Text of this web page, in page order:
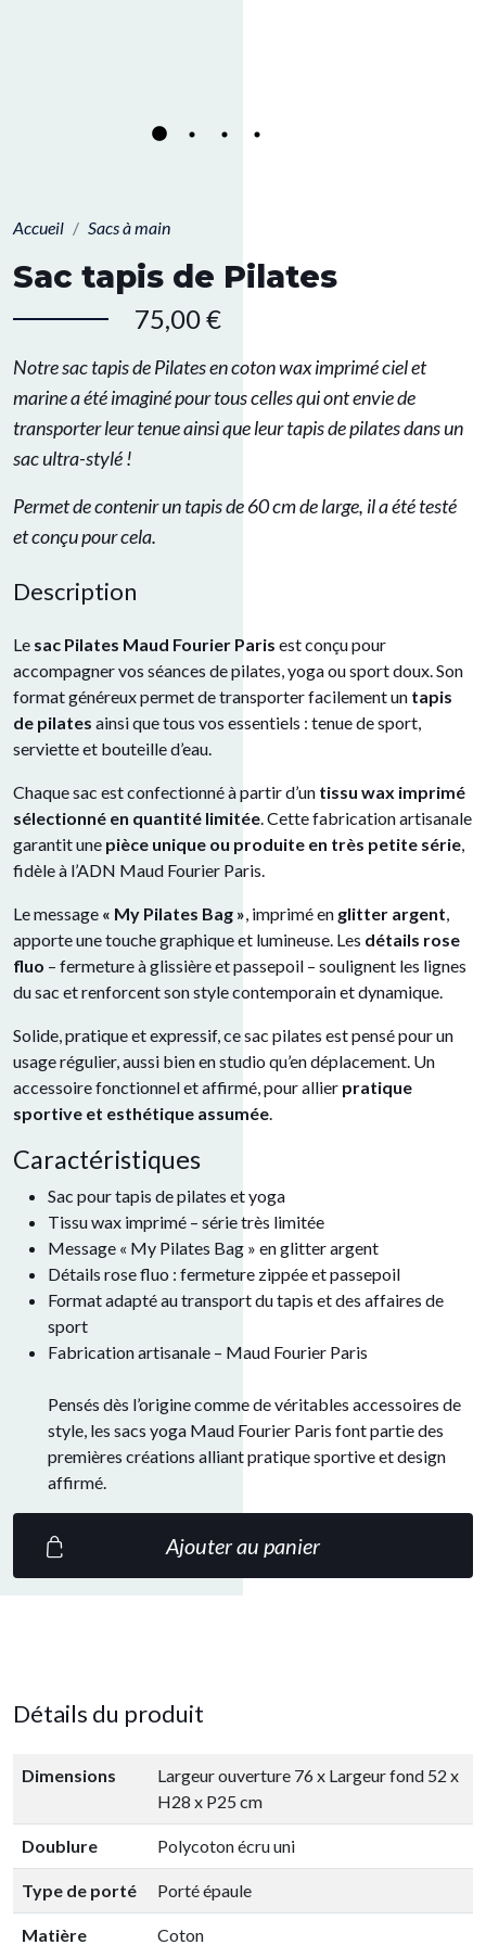
Accueil Sacs à main
Sac tapis de Pilates
75,00 €
Notre sac tapis de Pilates en coton wax imprimé ciel et
marine a été imaginé pour tous celles qui ont envie de
transporter leur tenue ainsi que leur tapis de pilates dans un
sac ultra-stylé !
Permet de contenir un tapis de 60 cm de large, il a été testé
et conçu pour cela.
Description
Le sac Pilates Maud Fourier Paris est conçu pour
accompagner vos séances de pilates, yoga ou sport doux. Son
format généreux permet de transporter facilement un tapis
de pilates ainsi que tous vos essentiels : tenue de sport,
serviette et bouteille d’eau.
Chaque sac est confectionné à partir d’un tissu wax imprimé
sélectionné en quantité limitée . Cette fabrication artisanale
garantit une pièce unique ou produite en très petite série
fidèle à l’ADN Maud Fourier Paris.
Le message « My Pilates Bag » , imprimé en glitter argent
apporte une touche graphique et lumineuse. Les détails rose
fluo – fermeture à glissière et passepoil – soulignent les lignes
du sac et renforcent son style contemporain et dynamique.
Solide, pratique et expressif, ce sac pilates est pensé pour un
usage régulier, aussi bien en studio qu’en déplacement. Un
accessoire fonctionnel et affirmé, pour allier pratique
sportive et esthétique assumée
Caractéristiques
Sac pour tapis de pilates et yoga
Tissu wax imprimé – série très limitée
Message « My Pilates Bag » en glitter argent
Détails rose fluo : fermeture zippée et passepoil
Format adapté au transport du tapis et des affaires de
sport
Fabrication artisanale – Maud Fourier Paris
Pensés dès l’origine comme de véritables accessoires de
style, les sacs yoga Maud Fourier Paris font partie des
premières créations alliant pratique sportive et design
affirmé.
Ajouter au panier
Détails du produit
Dimensions
Largeur ouverture 76 x Largeur fond 52 x
H28 x P25 cm
Doublure Polycoton écru uni
Type de porté Porté épaule
Matière Coton